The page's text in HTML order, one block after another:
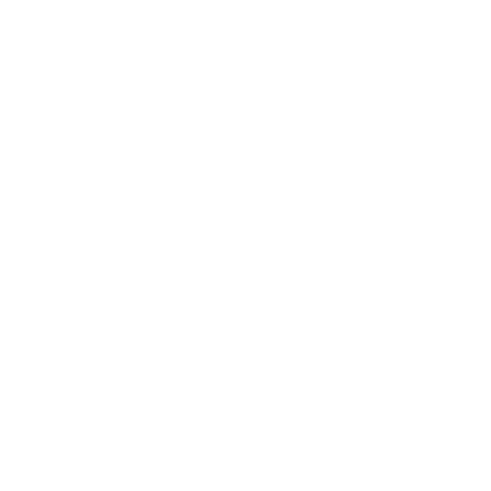
です。
ありません。
です。
ず変更すること